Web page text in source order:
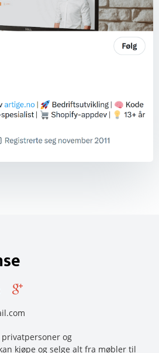
og
kjøpe og selge alt fra møbler til